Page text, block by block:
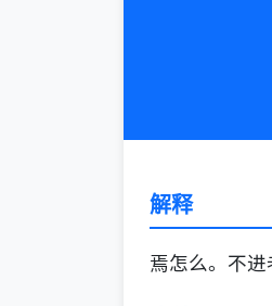
解释
焉怎么。不